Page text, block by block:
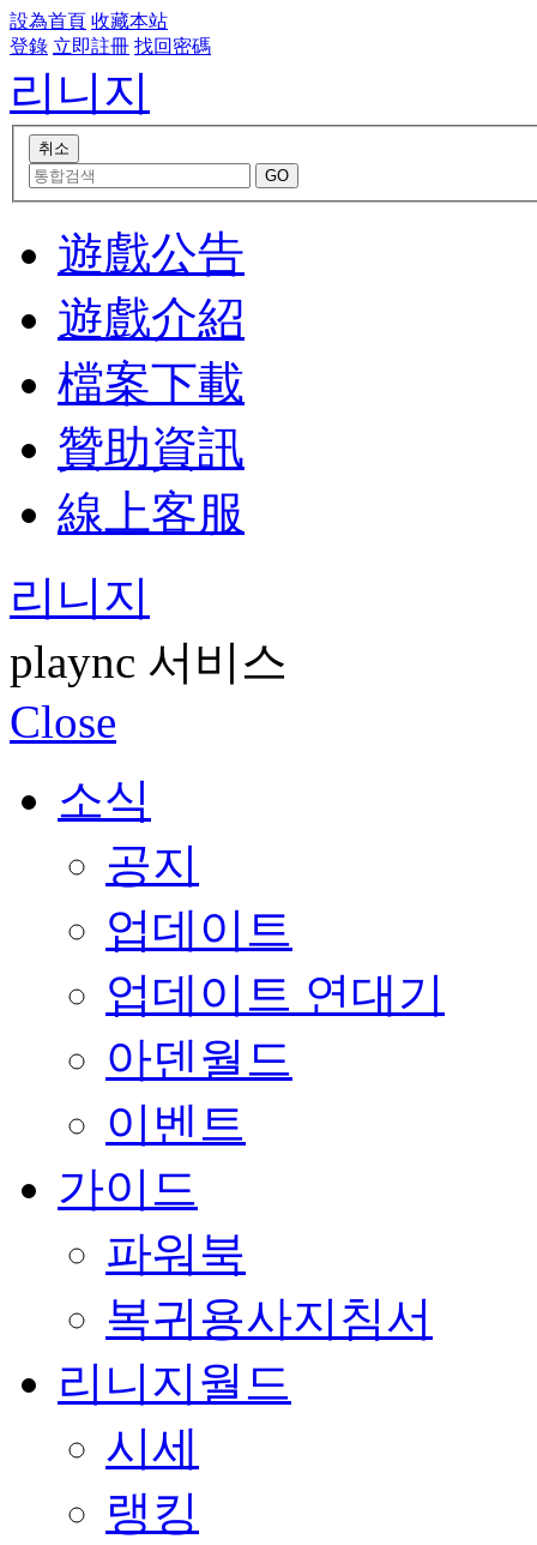
設為首頁 收藏本站
登錄 立即註冊 找回密碼
리니지
遊戲公告
遊戲介紹
檔案下載
贊助資訊
線上客服
리니지
plaync 서비스
Close
소식
공지
업데이트
업데이트 연대기
아덴월드
이벤트
가이드
파워북
복귀용사지침서
리니지월드
시세
랭킹